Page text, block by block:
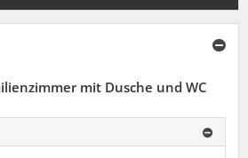
mit Dusche und WC